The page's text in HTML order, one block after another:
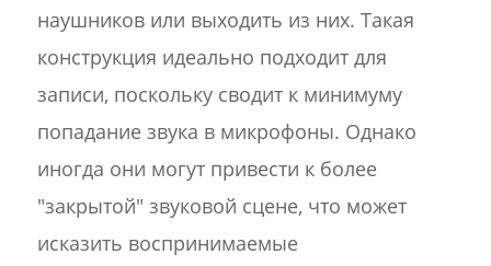
наушников или выходить из них. Такая
конструкция идеально подходит для
записи, поскольку сводит к минимуму
попадание звука в микрофоны. Однако
иногда они могут привести к более
"закрытой" звуковой сцене, что может
исказить воспринимаемые